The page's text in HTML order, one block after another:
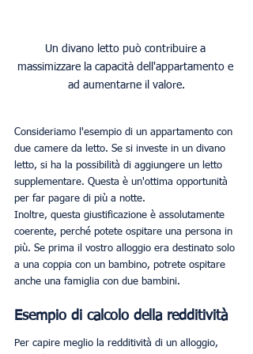
Un divano letto può contribuire a
massimizzare la capacità dell'appartamento e
ad aumentarne il valore.
Consideriamo l'esempio di un appartamento con
due camere da letto. Se si investe in un divano
letto, si ha la possibilità di aggiungere un letto
supplementare. Questa è un'ottima opportunità
per far pagare di più a notte.
Inoltre, questa giustificazione è assolutamente
coerente, perché potete ospitare una persona in
più. Se prima il vostro alloggio era destinato solo
a una coppia con un bambino, potrete ospitare
anche una famiglia con due bambini.
Esempio di calcolo della redditività
Per capire meglio la redditività di un alloggio,